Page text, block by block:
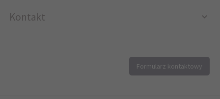
Kontakt
Formularz kontaktowy